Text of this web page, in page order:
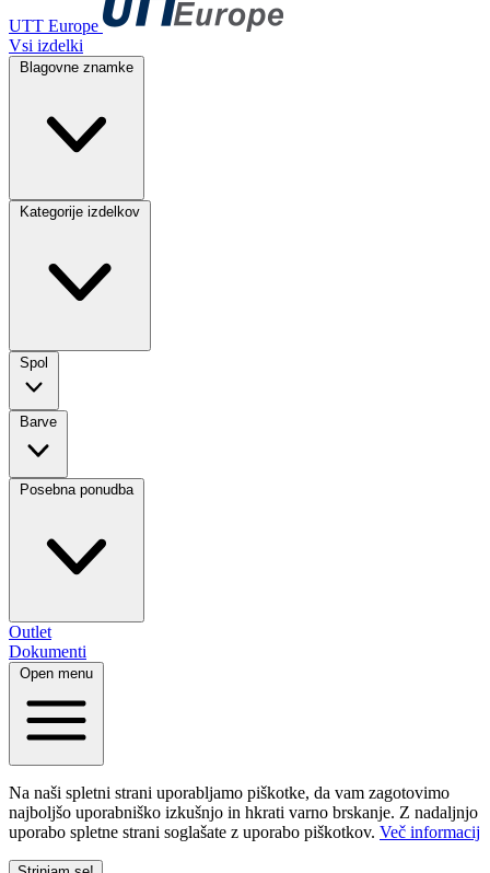
UTT Europe
Vsi izdelki
Blagovne znamke
Kategorije izdelkov
Spol
Barve
Posebna ponudba
Outlet
Dokumenti
Open menu
Na naši spletni strani uporabljamo piškotke, da vam zagotovimo
najboljšo uporabniško izkušnjo in hkrati varno brskanje. Z nadaljnjo
uporabo spletne strani soglašate z uporabo piškotkov. Več informacij